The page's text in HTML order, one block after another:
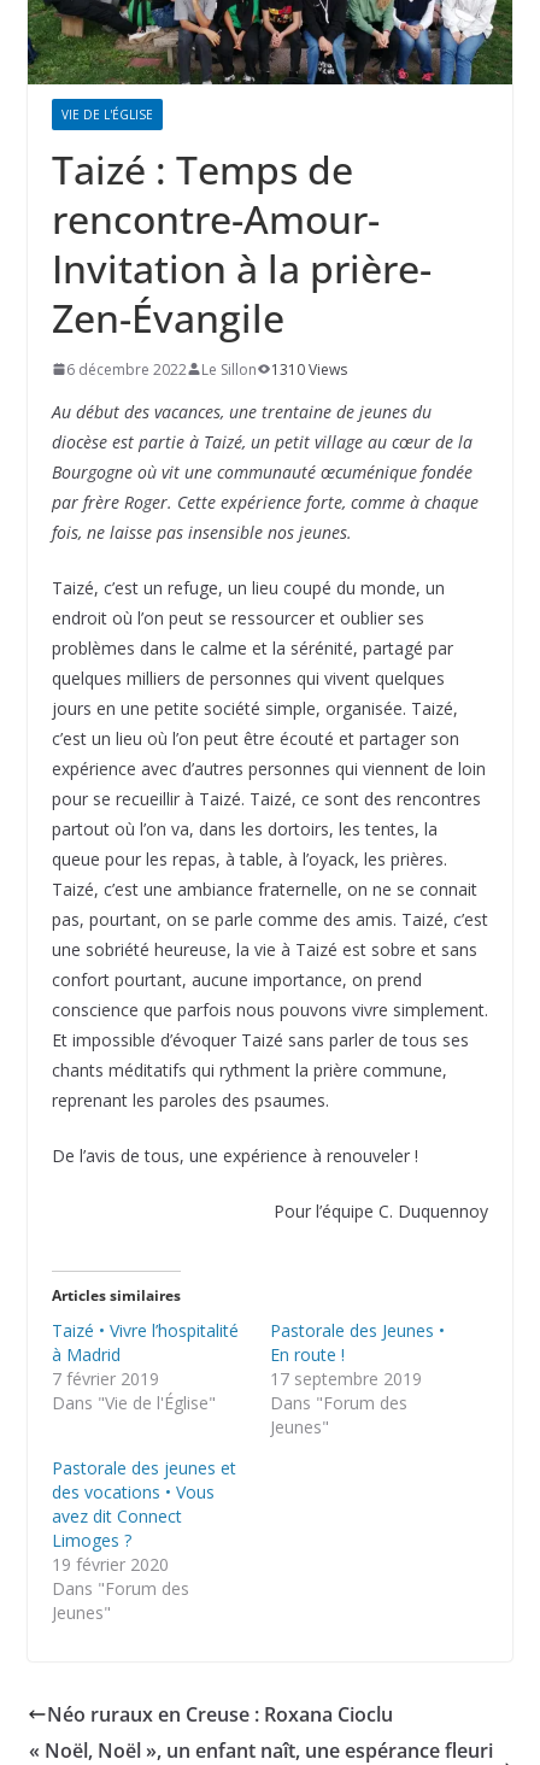
VIE DE L'ÉGLISE
Taizé : Temps de
rencontre-Amour-
Invitation à la prière-
Zen-Évangile
6 décembre 2022 Le Sillon 1310 Views
Au début des vacances, une trentaine de jeunes du
diocèse est partie à Taizé, un petit village au cœur de la
Bourgogne où vit une communauté œcuménique fondée
par frère Roger. Cette expérience forte, comme à chaque
fois, ne laisse pas insensible nos jeunes.
Taizé, c’est un refuge, un lieu coupé du monde, un
endroit où l’on peut se ressourcer et oublier ses
problèmes dans le calme et la sérénité, partagé par
quelques milliers de personnes qui vivent quelques
jours en une petite société simple, organisée. Taizé,
c’est un lieu où l’on peut être écouté et partager son
expérience avec d’autres personnes qui viennent de loin
pour se recueillir à Taizé. Taizé, ce sont des rencontres
partout où l’on va, dans les dortoirs, les tentes, la
queue pour les repas, à table, à l’oyack, les prières.
Taizé, c’est une ambiance fraternelle, on ne se connait
pas, pourtant, on se parle comme des amis. Taizé, c’est
une sobriété heureuse, la vie à Taizé est sobre et sans
confort pourtant, aucune importance, on prend
conscience que parfois nous pouvons vivre simplement.
Et impossible d’évoquer Taizé sans parler de tous ses
chants méditatifs qui rythment la prière commune,
reprenant les paroles des psaumes.
De l’avis de tous, une expérience à renouveler !
Pour l’équipe C. Duquennoy
Articles similaires
Taizé • Vivre l’hospitalité
à Madrid
7 février 2019
Dans "Vie de l'Église"
Pastorale des Jeunes •
En route !
17 septembre 2019
Dans "Forum des
Jeunes"
Pastorale des jeunes et
des vocations • Vous
avez dit Connect
Limoges ?
19 février 2020
Dans "Forum des
Jeunes"
Néo ruraux en Creuse : Roxana Cioclu
« Noël, Noël », un enfant naît, une espérance fleuri